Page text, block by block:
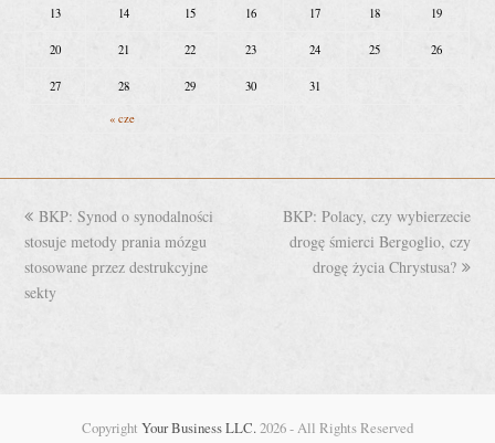
« cze
13 14 15 16 17 18 19
20 21 22 23 24 25 26
27 28 29 30 31
previous
post:
BKP: Synod o synodalności
stosuje metody prania mózgu
stosowane przez destrukcyjne
sekty
next
post:
BKP: Polacy, czy wybierzecie
drogę śmierci Bergoglio, czy
drogę życia Chrystusa?
Copyright Your Business LLC.2026 - All Rights Reserved